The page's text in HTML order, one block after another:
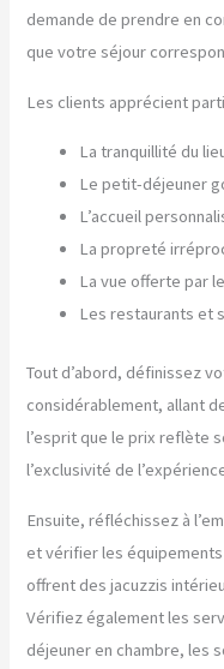
demande de prendre en
que votre séjour
Les clients apprécient
La tranquillité du
Le petit-déjeuner
L’accueil
La propreté
La vue offerte par
Les restaurants et
Tout d’abord, définissez
considérablement, allant
l’esprit que le prix reflète
l’exclusivité de
Ensuite, réfléchissez à
et vérifier les
offrent des jacuzzis
Vérifiez également les
déjeuner en chambre, les